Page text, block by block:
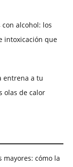
alcohol: los
intoxicación que
entrena a tu
olas de calor
mayores: cómo la